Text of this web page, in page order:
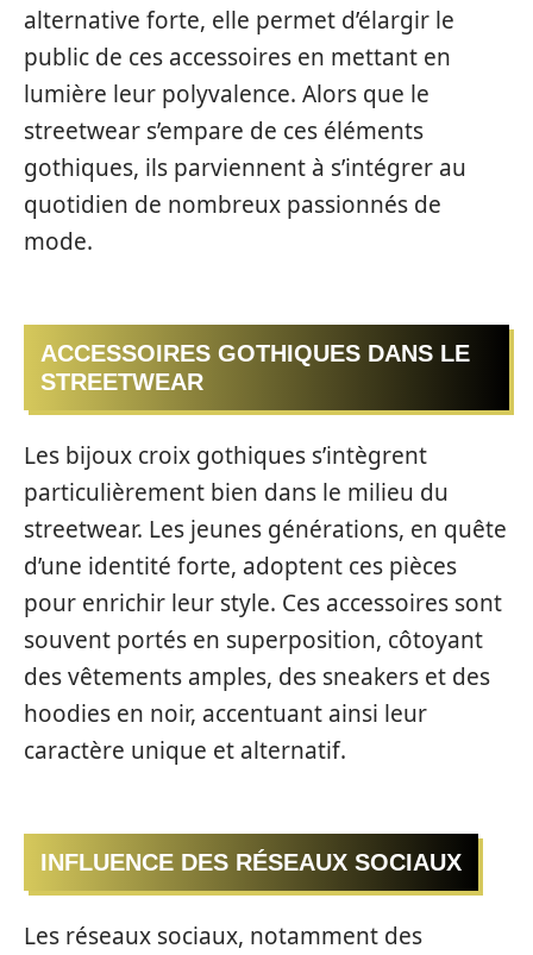
alternative forte, elle permet d’élargir le
public de ces accessoires en mettant en
lumière leur polyvalence. Alors que le
streetwear s’empare de ces éléments
gothiques, ils parviennent à s’intégrer au
quotidien de nombreux passionnés de
mode.
ACCESSOIRES GOTHIQUES DANS LE
STREETWEAR
Les bijoux croix gothiques s’intègrent
particulièrement bien dans le milieu du
streetwear. Les jeunes générations, en quête
d’une identité forte, adoptent ces pièces
pour enrichir leur style. Ces accessoires sont
souvent portés en superposition, côtoyant
des vêtements amples, des sneakers et des
hoodies en noir, accentuant ainsi leur
caractère unique et alternatif.
INFLUENCE DES RÉSEAUX SOCIAUX
Les réseaux sociaux, notamment des